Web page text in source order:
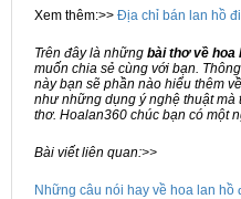
Xem thêm:>> Địa chỉ bán lan hồ
Trên đây là những bài thơ về hoa
muốn chia sẻ cùng với bạn.
này bạn sẽ phần nào hiểu thêm
như những dụng ý nghệ thuật
thơ. Hoalan360 chúc bạn có một
Bài viết liên quan:>>
Những câu nói hay về hoa lan hồ